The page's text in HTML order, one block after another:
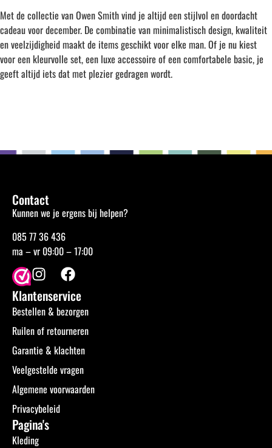
Met de collectie van Owen Smith vind je altijd een stijlvol en doordacht
cadeau voor december. De combinatie van minimalistisch design, kwaliteit
en veelzijdigheid maakt de items geschikt voor elke man. Of je nu kiest
voor een kleurvolle set, een luxe accessoire of een comfortabele basic, je
geeft altijd iets dat met plezier gedragen wordt.
Contact
Kunnen we je ergens bij helpen?
085 77 36 436
ma – vr 09:00 – 17:00
Klantenservice
Bestellen & bezorgen
Ruilen of retourneren
Garantie & klachten
Veelgestelde vragen
Algemene voorwaarden
Privacybeleid
Pagina's
Kleding